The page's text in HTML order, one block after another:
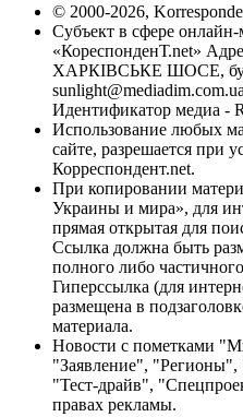
© 2000-2026,
Субъект в сфере
«КореспонденТ.net»
ХАРКІВСЬКЕ ШОСЕ,
sunlight@mediadim.com.ua
Идентификатор медиа -
Использование любых
сайте, разрешается при
Корреспондент.net.
При копировании
Украины и мира», для
прямая открытая для
Ссылка должна быть
полного либо
Гиперссылка (для
размещена в
материала.
Новости с пометками
"Заявление",
"Тест-драйв",
правах рекламы.